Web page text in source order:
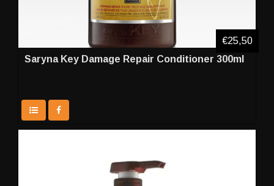
Saryna Key Damage Repair Conditioner 300ml
€25,50